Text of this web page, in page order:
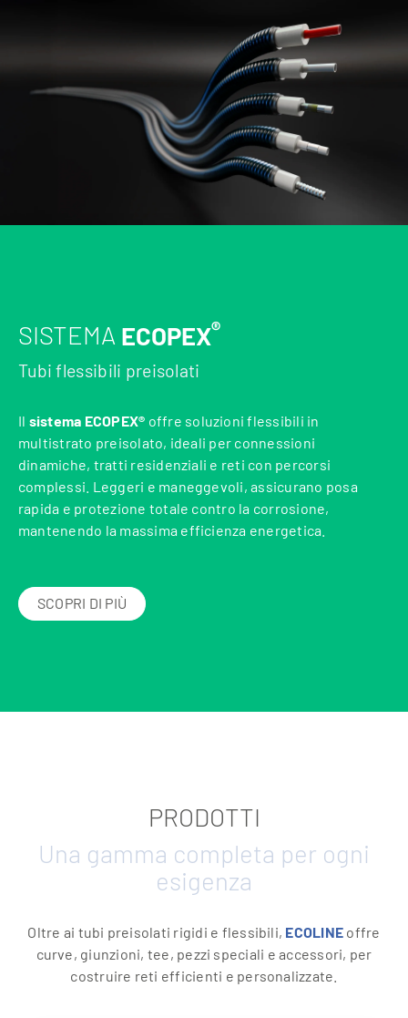
SISTEMA ECOPEX®
Tubi flessibili preisolati
Il sistema ECOPEX® offre soluzioni flessibili in
multistrato preisolato, ideali per connessioni
dinamiche, tratti residenziali e reti con percorsi
complessi. Leggeri e maneggevoli, assicurano posa
rapida e protezione totale contro la corrosione,
mantenendo la massima efficienza energetica.
SCOPRI DI PIÙ
PRODOTTI
Una gamma completa per ogni
esigenza
Oltre ai tubi preisolati rigidi e flessibili, ECOLINE offre
curve, giunzioni, tee, pezzi speciali e accessori, per
costruire reti efficienti e personalizzate.